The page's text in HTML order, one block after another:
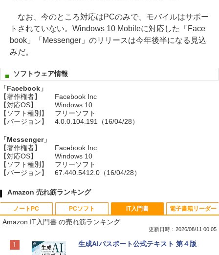
なお、今のところ対応はPCのみで、モバイルはサポー
トされていない。Windows 10 Mobileに対応した「Face
book」「Messenger」のリリースは今年後半になる見込
みだ。
ソフトウェア情報
「Facebook」
【著作権者】
Facebook Inc
【対応OS】
Windows 10
【ソフト種別】
フリーソフト
【バージョン】
4.0.0.104.191（16/04/28）
「Messenger」
【著作権者】
Facebook Inc
【対応OS】
Windows 10
【ソフト種別】
フリーソフト
【バージョン】
67.440.5412.0（16/04/28）
Amazon 売れ筋ランキング
ノートPC
Apple 2026 MacBook Neo A18 Proチッ
PCソフト
Robloxギフトカード - 800 Robux 【限
IT入門書
Amazon IT入門書 の売れ筋ランキング
更新日時：2026/08/11 00:05
生成AIパスポート公式テキスト 第４版
電子書籍リーダー